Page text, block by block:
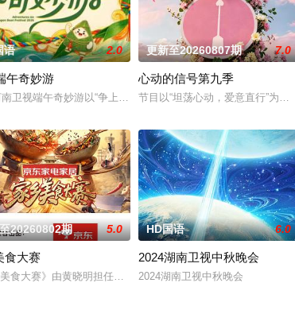
春晚艺术美学和年俗仪式，观众们不仅能看到精
请一位有故事女性嘉宾来到刘恋家中，展开轻松、真实的朋
语 2.0
午奇妙游
卫视端午奇妙游以“争上游、拔头筹、立潮头”为核心精神主线
更新至20260807期 7.0
心动的信号第九季
节目以“坦荡心动，爱意直行”为
南的长沙、醴陵、湘潭、岳阳、常德、张家界、
长类真人秀，集结多位棒球少年，以多维度考核争夺席位，
20260802期 5.0
食大赛
美食大赛》由黄晓明担任首席掌勺官，李维嘉与沈梦辰担任掌
HD国语 6.0
2024湖南卫视中秋晚会
2024湖南卫视中秋晚会